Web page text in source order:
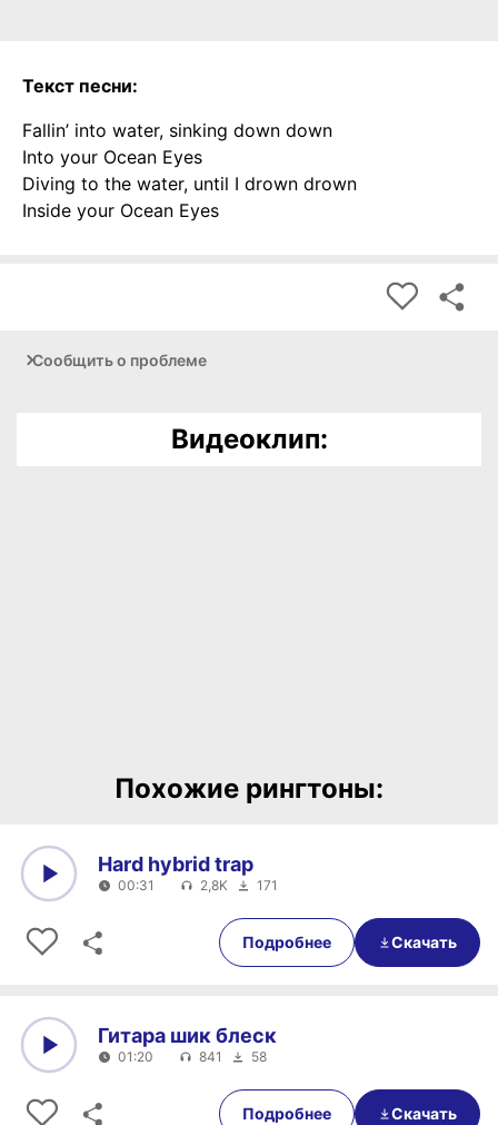
Текст песни:
Fallin’ into water, sinking down down
Into your Ocean Eyes
Diving to the water, until I drown drown
Inside your Ocean Eyes
Сообщить о проблеме
Видеоклип:
Похожие рингтоны:
00:31
Hard hybrid trap
00:31 2,8K 171
Подробнее Скачать
01:20
Гитара шик блеск
01:20 841 58
Подробнее Скачать